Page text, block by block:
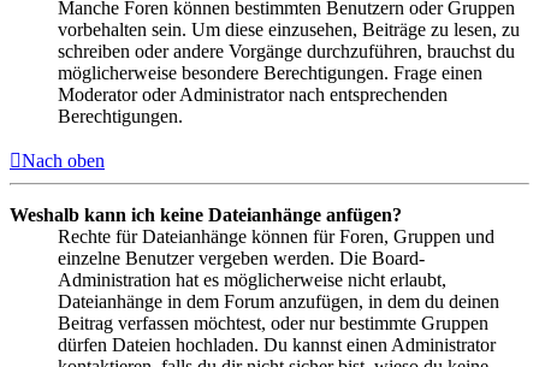
Manche Foren können bestimmten Benutzern oder Gruppen
vorbehalten sein. Um diese einzusehen, Beiträge zu lesen, zu
schreiben oder andere Vorgänge durchzuführen, brauchst du
möglicherweise besondere Berechtigungen. Frage einen
Moderator oder Administrator nach entsprechenden
Berechtigungen.
Nach oben
Weshalb kann ich keine Dateianhänge anfügen?
Rechte für Dateianhänge können für Foren, Gruppen und
einzelne Benutzer vergeben werden. Die Board-
Administration hat es möglicherweise nicht erlaubt,
Dateianhänge in dem Forum anzufügen, in dem du deinen
Beitrag verfassen möchtest, oder nur bestimmte Gruppen
dürfen Dateien hochladen. Du kannst einen Administrator